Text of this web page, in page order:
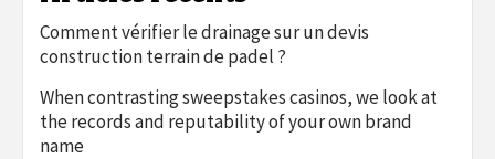
Comment vérifier le drainage sur un devis
construction terrain de padel ?
When contrasting sweepstakes casinos, we look at
the records and reputability of your own brand
name